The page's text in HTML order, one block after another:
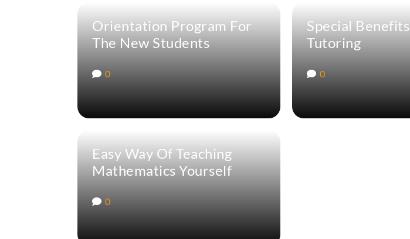
Orientation Program For
The New Students
0
Special
Tutoring
0
Easy Way Of Teaching
Mathematics Yourself
0